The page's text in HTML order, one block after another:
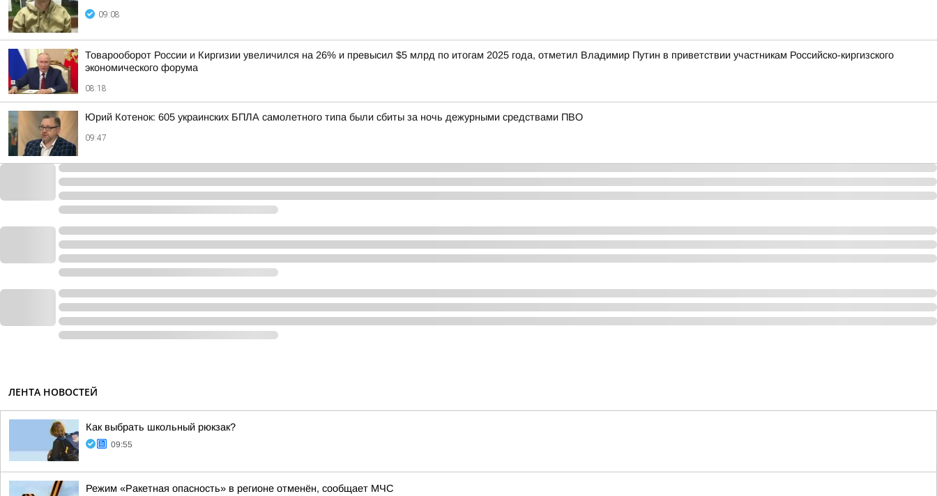
09:08
Товарооборот России и Киргизии увеличился на 26% и превысил $5 млрд по итогам 2025 года, отметил Владимир Путин в приветствии участникам Российско-киргизского
экономического форума
08:18
Юрий Котенок: 605 украинских БПЛА самолетного типа были сбиты за ночь дежурными средствами ПВО
09:47
ЛЕНТА НОВОСТЕЙ
Как выбрать школьный рюкзак?
09:55
Режим «Ракетная опасность» в регионе отменён, сообщает МЧС